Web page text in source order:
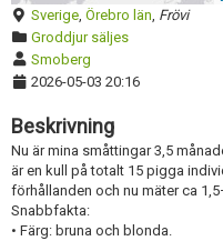
Sverige, Örebro län, Frövi
Groddjur säljes
Smoberg
2026-05-03 20:16
Beskrivning
Nu är mina småttingar 3,5
är en kull på totalt 15 pigga
förhållanden och nu mäter ca
Snabbfakta:
• Färg: bruna och blonda.